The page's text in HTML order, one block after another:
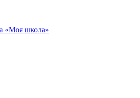
«Моя школа»